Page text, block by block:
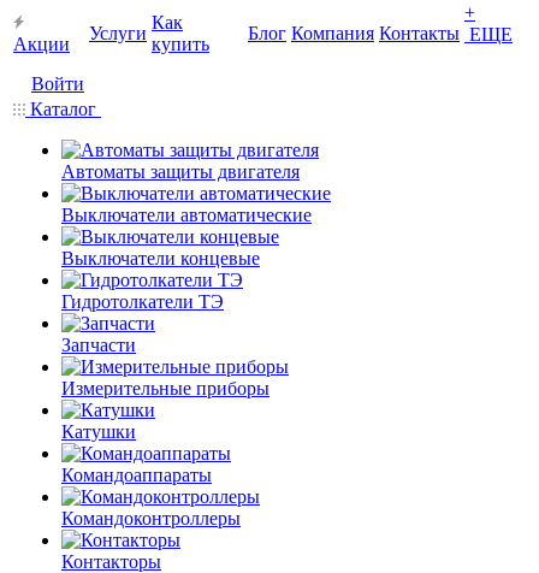
Акции
Услуги
Как
купить
Блог Компания Контакты
+
ЕЩЕ
Войти
Каталог
Автоматы защиты двигателя
Выключатели автоматические
Выключатели концевые
Гидротолкатели ТЭ
Запчасти
Измерительные приборы
Катушки
Командоаппараты
Командоконтроллеры
Контакторы